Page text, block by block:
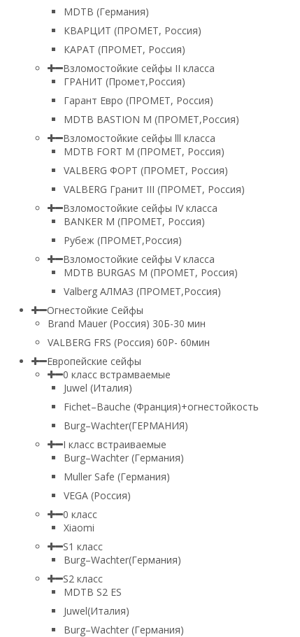
MDTB (Германия)
КВАРЦИТ (ПРОМЕТ, Россия)
КАРАТ (ПРОМЕТ, Россия)
Взломостойкие сейфы II класса
ГРАНИТ (Промет,Россия)
Гарант Евро (ПРОМЕТ, Россия)
MDTB BASTION M (ПРОМЕТ,Россия)
Взломостойкие сейфы lll класса
MDTB FORT M (ПРОМЕТ, Россия)
VALBERG ФОРТ (ПРОМЕТ, Россия)
VALBERG Гранит III (ПРОМЕТ, Россия)
Взломостойкие сейфы IV класса
BANKER M (ПРОМЕТ, Россия)
Рубеж (ПРОМЕТ,Россия)
Взломостойкие сейфы V класса
MDTB BURGAS M (ПРОМЕТ, Россия)
Valberg АЛМАЗ (ПРОМЕТ,Россия)
Огнестойкие Сейфы
Brand Mauer (Россия) 30Б-30 мин
VALBERG FRS (Россия) 60Р- 60мин
Европейские сейфы
0 класс встрамваемые
Juwel (Италия)
Fichet–Bauche (Франция)+огнестойкость
Burg–Wachter(ГЕРМАНИЯ)
I класс встраиваемые
Burg–Wachter (Германия)
Muller Safe (Германия)
VEGA (Россия)
0 класс
Xiaomi
S1 класс
Burg–Wachter(Германия)
S2 класс
MDTB S2 ES
Juwel(Италия)
Burg–Wachter (Германия)